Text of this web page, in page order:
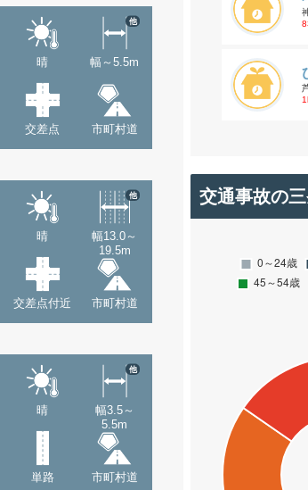
晴 幅～5.5m
他
交差点 市町村道
晴
幅13.0～
19.5m
他
交差点付近 市町村道
晴
幅3.5～
5.5m
他
単路 市町村道
交通事故の